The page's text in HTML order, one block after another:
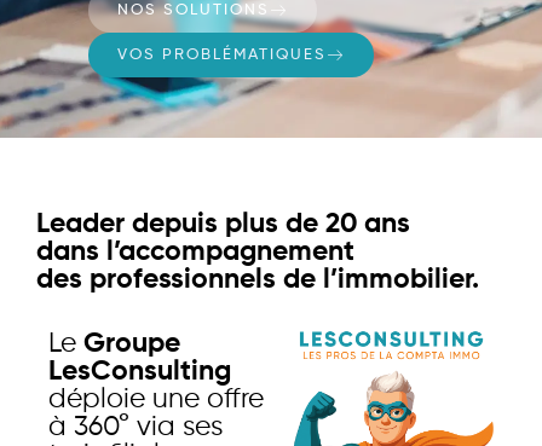
NOS SOLUTIONS
VOS PROBLÉMATIQUES
Leader depuis plus de 20 ans
dans l’accompagnement
des professionnels de l’immobilier.
Le Groupe
LesConsulting
déploie une offre
à 360° via ses